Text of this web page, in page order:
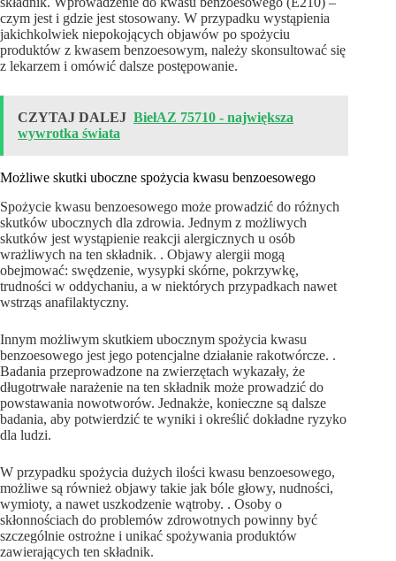
czym jest i gdzie jest stosowany. W przypadku wystąpienia
jakichkolwiek niepokojących objawów po spożyciu
produktów z kwasem benzoesowym, należy skonsultować się
z lekarzem i omówić dalsze postępowanie.
CZYTAJ DALEJ BiełAZ 75710 - największa
wywrotka świata
Możliwe skutki uboczne spożycia kwasu benzoesowego
Spożycie kwasu benzoesowego może prowadzić do różnych
skutków ubocznych dla zdrowia. Jednym z możliwych
skutków jest wystąpienie reakcji alergicznych u osób
wrażliwych na ten składnik. . Objawy alergii mogą
obejmować: swędzenie, wysypki skórne, pokrzywkę,
trudności w oddychaniu, a w niektórych przypadkach nawet
wstrząs anafilaktyczny.
Innym możliwym skutkiem ubocznym spożycia kwasu
benzoesowego jest jego potencjalne działanie rakotwórcze. .
Badania przeprowadzone na zwierzętach wykazały, że
długotrwałe narażenie na ten składnik może prowadzić do
powstawania nowotworów. Jednakże, konieczne są dalsze
badania, aby potwierdzić te wyniki i określić dokładne ryzyko
dla ludzi.
W przypadku spożycia dużych ilości kwasu benzoesowego,
możliwe są również objawy takie jak bóle głowy, nudności,
wymioty, a nawet uszkodzenie wątroby. . Osoby o
skłonnościach do problemów zdrowotnych powinny być
szczególnie ostrożne i unikać spożywania produktów
zawierających ten składnik.